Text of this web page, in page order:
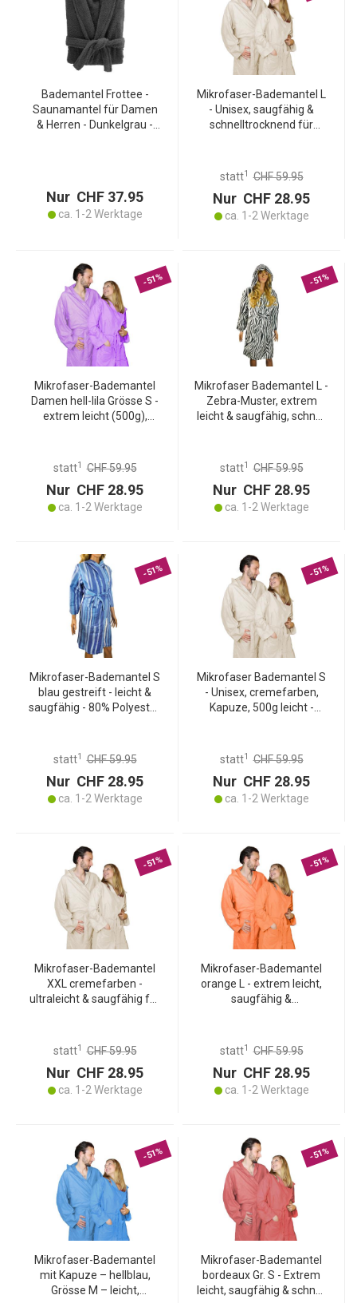
Bademantel Frottee -
Saunamantel für Damen
& Herren - Dunkelgrau -
Nur CHF 37.95
ca. 1-2 Werktage
Mikrofaser-Bademantel L
- Unisex, saugfähig &
schnelltrocknend für
20% Polyamid, 500g,
statt1 CHF 59.95
Nur CHF 28.95
ca. 1-2 Werktage
-51%
Mikrofaser-Bademantel
Damen hell-lila Grösse S -
extrem leicht (500g),
Kapuze, 80% Polyester,
statt1 CHF 59.95
Nur CHF 28.95
ca. 1-2 Werktage
-51%
Mikrofaser Bademantel L -
Zebra-Muster, extrem
leicht & saugfähig, schnell
waschbar
statt1 CHF 59.95
Nur CHF 28.95
ca. 1-2 Werktage
-51%
Mikrofaser-Bademantel S
blau gestreift - leicht &
saugfähig - 80% Polyester,
Reise, Sauna
statt1 CHF 59.95
Nur CHF 28.95
ca. 1-2 Werktage
-51%
Mikrofaser Bademantel S
- Unisex, cremefarben,
Kapuze, 500g leicht -
waschbar - Ideal für Sport,
Schwimmbad
statt1 CHF 59.95
Nur CHF 28.95
ca. 1-2 Werktage
-51%
Mikrofaser-Bademantel
XXL cremefarben -
ultraleicht & saugfähig für
Polyester, 20% Polyamid
statt1 CHF 59.95
Nur CHF 28.95
ca. 1-2 Werktage
-51%
Mikrofaser-Bademantel
orange L - extrem leicht,
saugfähig &
für Sport, Reise, Sauna,
statt1 CHF 59.95
Nur CHF 28.95
ca. 1-2 Werktage
-51%
Mikrofaser-Bademantel
mit Kapuze – hellblau,
Grösse M – leicht,
-51%
Mikrofaser-Bademantel
bordeaux Gr. S - Extrem
leicht, saugfähig & schnell